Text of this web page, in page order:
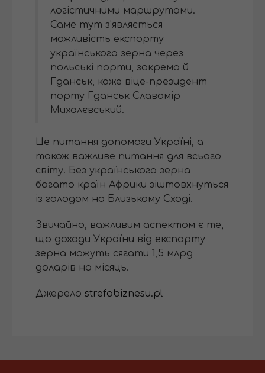
логістичними маршрутами.
Саме тут з'являється
можливість експорту
українського зерна через
польські порти, зокрема й
Гданськ, каже віце-президент
порту Гданськ Славомір
Михалєвський.
Це питання допомоги Україні, а
також важливе питання для всього
світу. Без українського зерна
багато країн Африки зіштовхнуться
із голодом на Близькому Сході.
Звичайно, важливим аспектом є те,
що доходи України від експорту
зерна можуть сягати 1,5 млрд
доларів на місяць.
Джерело strefabiznesu.pl